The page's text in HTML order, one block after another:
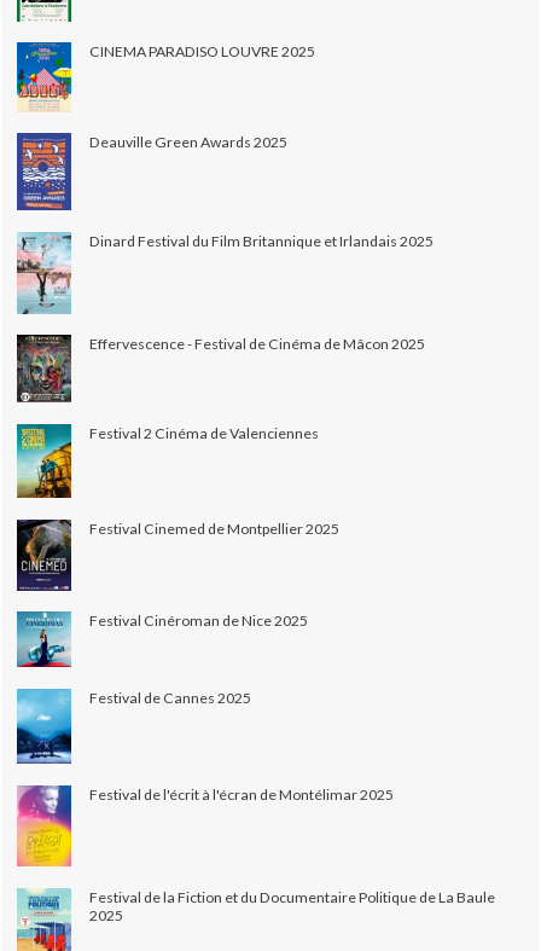
CINEMA PARADISO LOUVRE 2025
Deauville Green Awards 2025
Dinard Festival du Film Britannique et Irlandais 2025
Effervescence - Festival de Cinéma de Mâcon 2025
Festival 2 Cinéma de Valenciennes
Festival Cinemed de Montpellier 2025
Festival Cinéroman de Nice 2025
Festival de Cannes 2025
Festival de l'écrit à l'écran de Montélimar 2025
Festival de la Fiction et du Documentaire Politique de La Baule
2025